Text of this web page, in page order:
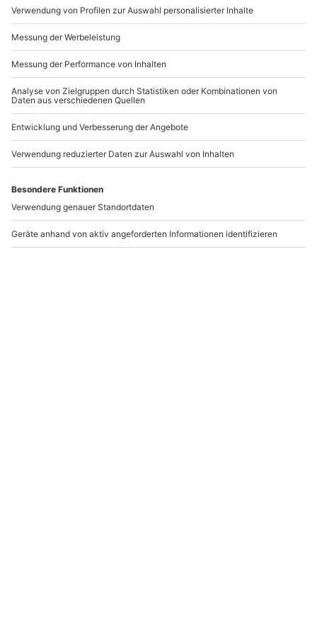
Artikelnummer:64517
Andere Produkte entdecken
-15% CLUB DEAL
Keramik bemalen
Waltershausen
Waltershausen
Südharz